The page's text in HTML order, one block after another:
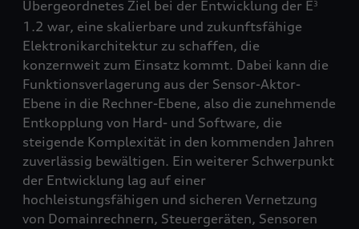
Übergeordnetes Ziel bei der Entwicklung der E3
1.2 war, eine skalierbare und zukunftsfähige
Elektronikarchitektur zu schaffen, die
konzernweit zum Einsatz kommt. Dabei kann die
Funktionsverlagerung aus der Sensor-Aktor-
Ebene in die Rechner-Ebene, also die zunehmende
Entkopplung von Hard- und Software, die
steigende Komplexität in den kommenden Jahren
zuverlässig bewältigen. Ein weiterer Schwerpunkt
der Entwicklung lag auf einer
hochleistungsfähigen und sicheren Vernetzung
von Domainrechnern, Steuergeräten, Sensoren